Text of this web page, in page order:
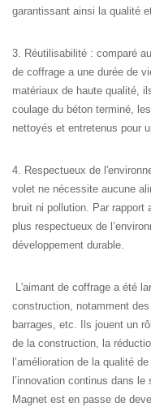
garantissant ainsi la qualité
3. Réutilisabilité : comparé
de coffrage a une durée de
matériaux de haute qualité,
coulage du béton terminé,
nettoyés et entretenus pour
4. Respectueux de
volet ne nécessite aucune
bruit ni pollution. Par
plus respectueux de
développement durable.
L'aimant de coffrage a été
construction, notamment
barrages, etc. Ils jouent un
de la construction, la
l’amélioration de la qualité
l’innovation continus dans
Magnet est en passe de